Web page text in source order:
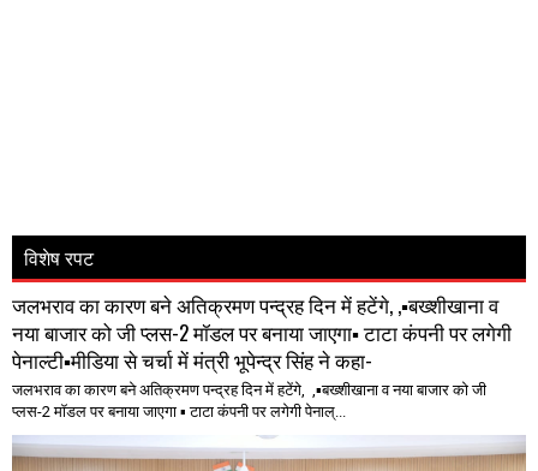
विशेष रपट
जलभराव का कारण बने अतिक्रमण पन्द्रह दिन में हटेंगे, ,▪️बख्शीखाना व
नया बाजार को जी प्लस-2 मॉडल पर बनाया जाएगा▪️ टाटा कंपनी पर लगेगी
पेनाल्टी▪️मीडिया से चर्चा में मंत्री भूपेन्द्र सिंह ने कहा-
जलभराव का कारण बने अतिक्रमण पन्द्रह दिन में हटेंगे, ,▪️बख्शीखाना व नया बाजार को जी
प्लस-2 मॉडल पर बनाया जाएगा ▪️ टाटा कंपनी पर लगेगी पेनाल्...